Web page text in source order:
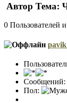
Автор Тема:
0 Пользователей
Сообщений:
Пол: